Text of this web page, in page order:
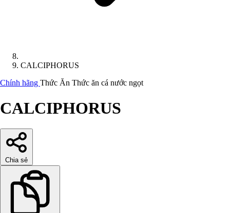
CALCIPHORUS
Chính hãng Thức Ăn Thức ăn cá nước ngọt
CALCIPHORUS
Chia sẻ